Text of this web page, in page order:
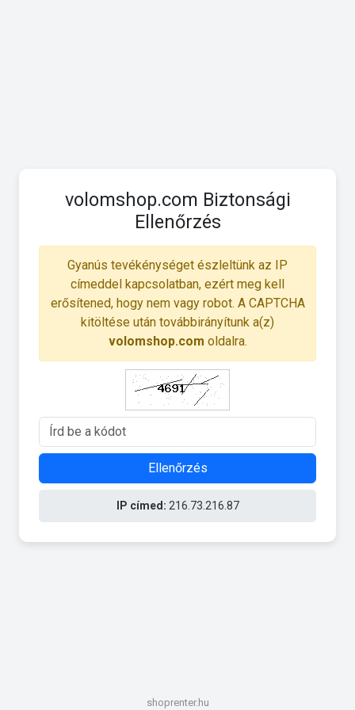
volomshop.com Biztonsági
Ellenőrzés
Gyanús tevékénységet észleltünk az IP
címeddel kapcsolatban, ezért meg kell
erősítened, hogy nem vagy robot. A CAPTCHA
kitöltése után továbbirányítunk a(z)
volomshop.com oldalra.
Ellenőrzés
IP címed: 216.73.216.87
shoprenter.hu